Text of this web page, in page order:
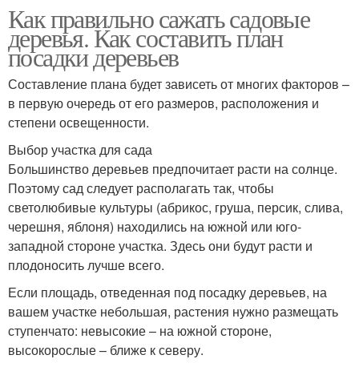
Как правильно сажать садовые
деревья. Как составить план
посадки деревьев
Составление плана будет зависеть от многих факторов –
в первую очередь от его размеров, расположения и
степени освещенности.
Выбор участка для сада
Большинство деревьев предпочитает расти на солнце.
Поэтому сад следует располагать так, чтобы
светолюбивые культуры (абрикос, груша, персик, слива,
черешня, яблоня) находились на южной или юго-
западной стороне участка. Здесь они будут расти и
плодоносить лучше всего.
Если площадь, отведенная под посадку деревьев, на
вашем участке небольшая, растения нужно размещать
ступенчато: невысокие – на южной стороне,
высокорослые – ближе к северу.